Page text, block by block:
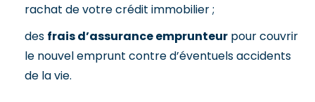
rachat de votre crédit immobilier ;
des frais d’assurance emprunteur pour couvrir
le nouvel emprunt contre d’éventuels accidents
de la vie.